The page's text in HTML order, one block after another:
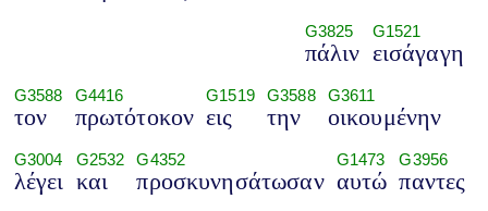
G3825
πάλιν
G1521
εισάγαγη
G3588
τον
G4416
πρωτότοκον
G1519
εις
G3588
την
G3611
οικουμένην
G3004
λέγει
G2532
και
G4352
προσκυνησάτωσαν
G1473
αυτώ
G3956
παντες